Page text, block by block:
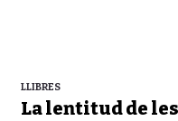
LLIBRES
La lentitud de